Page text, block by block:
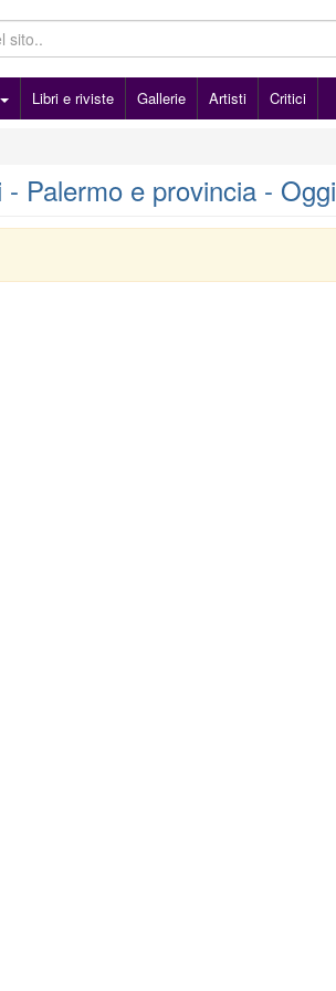
Libri e riviste Gallerie Artisti Critici
Palermo e provincia - Oggi